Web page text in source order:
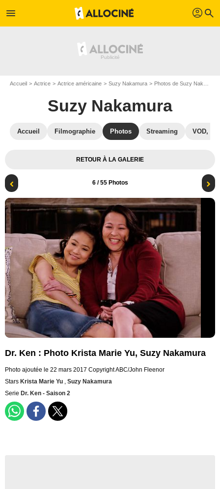
menu profil search
Accueil Actrice Actrice américaine Suzy Nakamura Photos de Suzy Nakamura
Suzy Nakamura
Accueil Filmographie Photos Streaming VOD,
RETOUR À LA GALERIE
6/ 55 Photos
Dr. Ken : Photo Krista Marie Yu, Suzy Nakamura
Photo ajoutée le 22 mars 2017 Copyright ABC/John Fleenor
Stars Krista Marie Yu , Suzy Nakamura
Serie Dr. Ken - Saison 2